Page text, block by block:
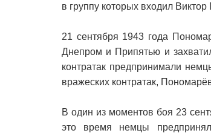
в группу которых входил
21 сентября 1943 года
Днепром и Припятью и
контратак предпринимали
вражеских контратак,
В один из моментов боя 23
это время немцы